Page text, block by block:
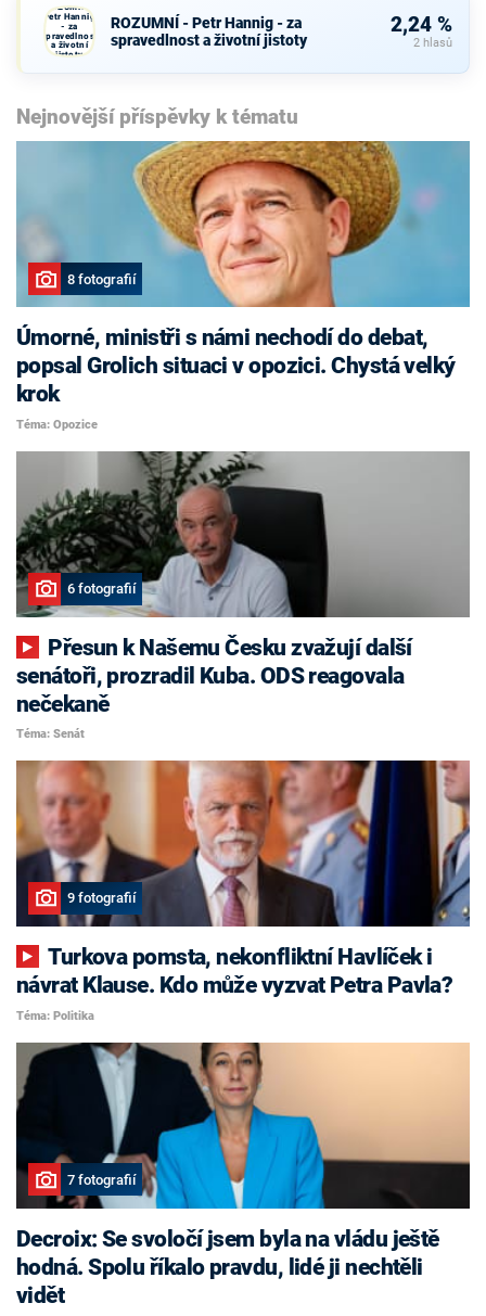
ROZUMNÍ -
Petr Hannig
- za
spravedlnost
a životní
jistoty
ROZUMNÍ - Petr Hannig - za
spravedlnost a životní jistoty
2,24 %
2 hlasů
Nejnovější příspěvky k tématu
8 fotografií
Úmorné, ministři s námi nechodí do debat,
popsal Grolich situaci v opozici. Chystá velký
krok
Téma: Opozice
6 fotografií
senátoři, prozradil Kuba. ODS reagovala
nečekaně
Téma: Senát
9 fotografií
Turkova pomsta, nekonfliktní Havlíček i
návrat Klause. Kdo může vyzvat Petra Pavla?
Téma: Politika
7 fotografií
Decroix: Se svoločí jsem byla na vládu ještě
hodná. Spolu říkalo pravdu, lidé ji nechtěli
vidět